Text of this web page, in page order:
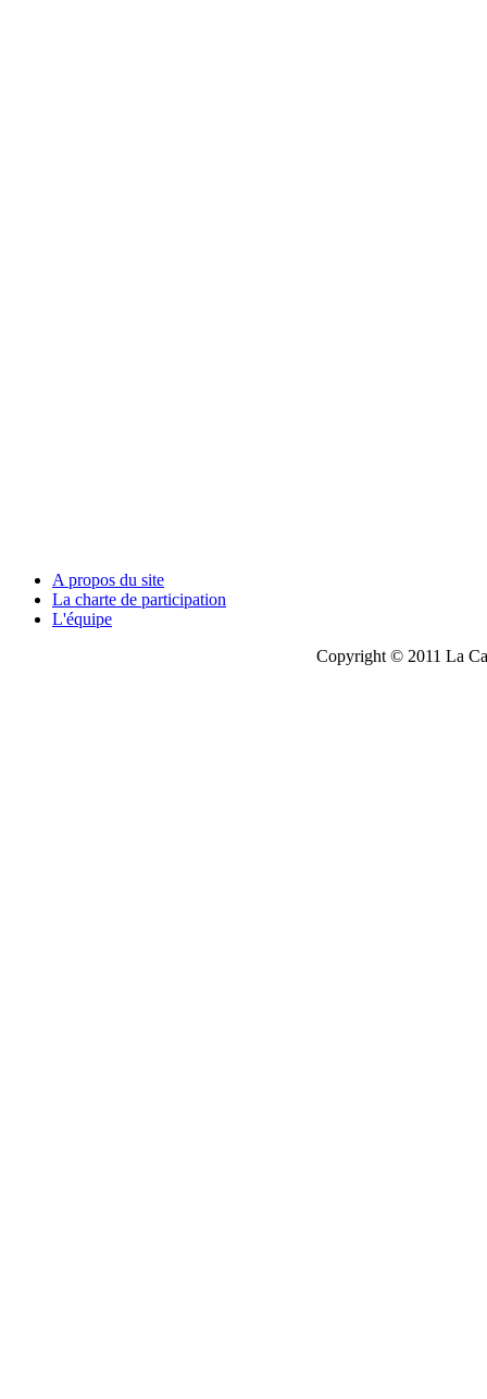
A propos du site
La charte de participation
L'équipe
Copyright © 2011 La